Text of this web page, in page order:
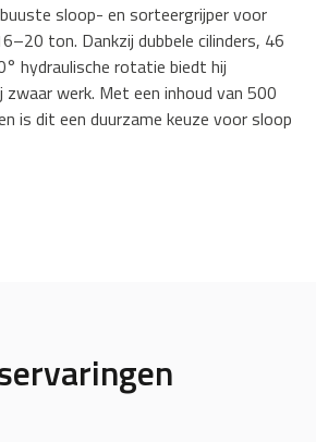
sloop- en sorteergrijper voor
ton. Dankzij dubbele cilinders, 46
hydraulische rotatie biedt hij
werk. Met een inhoud van 500
is dit een duurzame keuze voor sloop